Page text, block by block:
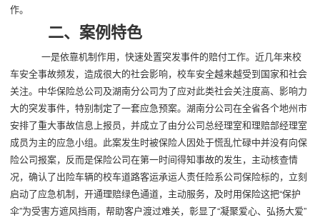
作。
二、案例特色
一是依靠机制作用，快速处置突发事件的赔付工作。近几年来校
车安全事故频发，造成很大的社会影响，校车安全越来越受到国家和社会
关注。中华保险总公司及湖南分公司为了应对此类社会关注度高、影响力
大的突发事件，特别制定了一套应急预案。湖南分公司在全省各个地州市
安排了重大事故信息上报员，并成立了由分公司总经理室和理赔部经理室
成员为主的应急小组。此案发生时被保险人因处于慌乱忙碌中并没有向保
险公司报案，反而是保险公司在第一时间得知事故的发生，主动核查情
况，确认了出险车辆的校车道路客运承运人责任险系公司保险标的，立刻
启动了应急机制，开通理赔绿色通道，主动服务，及时用保险这把“保护
伞”为受害方遮风挡雨，帮助客户渡过难关，彰显了“凝聚爱心、弘扬大爱”